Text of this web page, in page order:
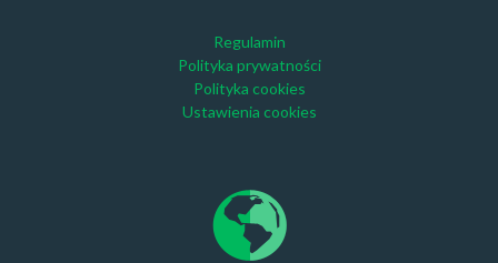
Regulamin
Polityka prywatności
Polityka cookies
Ustawienia cookies